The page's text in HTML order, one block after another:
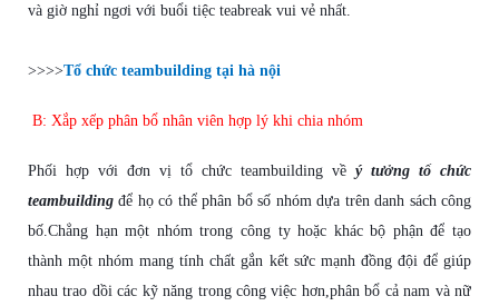
và giờ nghỉ ngơi với buổi tiệc teabreak vui vẻ nhất.
>>>>Tổ chức teambuilding tại hà nội
B: Xắp xếp phân bổ nhân viên hợp lý khi chia nhóm
Phối hợp với đơn vị tổ chức teambuilding về ý tưởng tổ chức
teambuilding để họcó thểphân bổsố nhóm dựa trên danh sách công
bố.Chẳng hạn một nhóm trong công ty hoặc khác bộ phậnđể tạo
thành một nhóm mang tính chất gắn kết sức mạnh đồng đội đểgiúp
nhau trao dồi các kỹnăng trong công việc hơn,phân bổ cảnam và nữ